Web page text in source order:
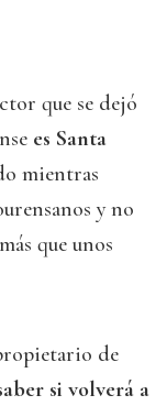
que se dejó
es Santa
mientras
y no
que unos
de
si volverá a